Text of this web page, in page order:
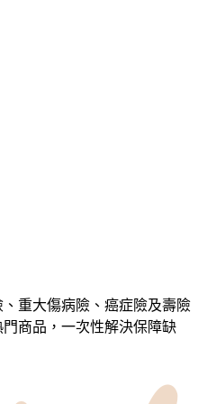
重大傷病險、癌症險及壽險
商品，一次性解決保障缺